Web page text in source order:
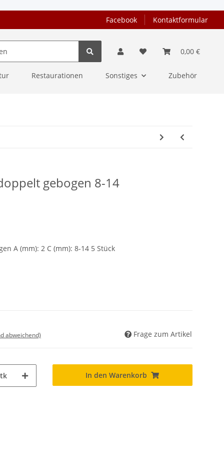
Facebook Kontaktformular
0,00 €
Restaurationen Sonstiges Zubehör
gebogen 8-14
A (mm): 2 C (mm): 8-14 5 Stück
abweichend) Frage zum Artikel
In den Warenkorb